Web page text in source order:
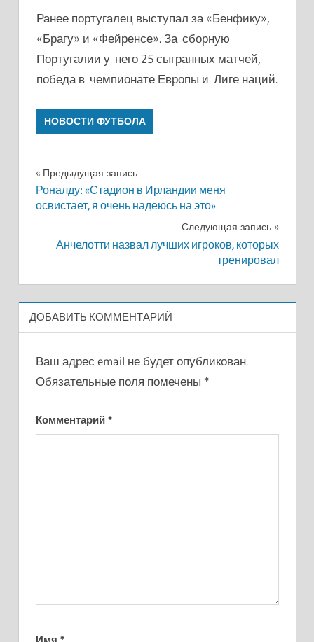
Ранее португалец выступал за «Бенфику»,
«Брагу» и «Фейренсе». За сборную
Португалии у него 25 сыгранных матчей,
победа в чемпионате Европы и Лиге наций.
НОВОСТИ ФУТБОЛА
Навигация
по
Предыдущая запись
Роналду: «Стадион в Ирландии меня
освистает, я очень надеюсь на это»
Следующая запись
Анчелотти назвал лучших игроков, которых
тренировал
ДОБАВИТЬ КОММЕНТАРИЙ
Ваш адрес email не будет опубликован.
Обязательные поля помечены *
Комментарий *